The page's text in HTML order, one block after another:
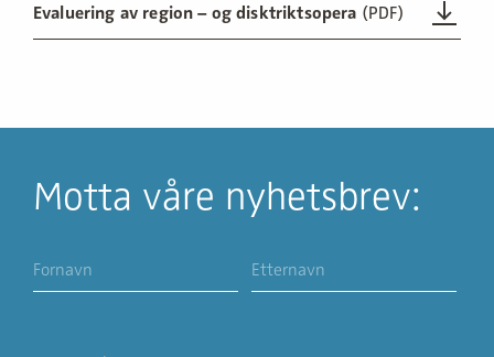
Evaluering av region – og disktriktsopera (PDF)
Motta våre nyhetsbrev: